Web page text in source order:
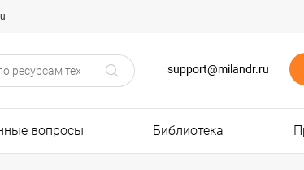
support@milandr.ru
вопросы Библиотека